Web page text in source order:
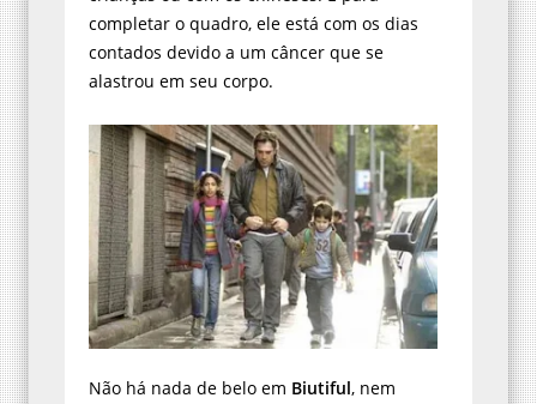
completar o quadro, ele está com os dias
contados devido a um câncer que se
alastrou em seu corpo.
Não há nada de belo em Biutiful, nem